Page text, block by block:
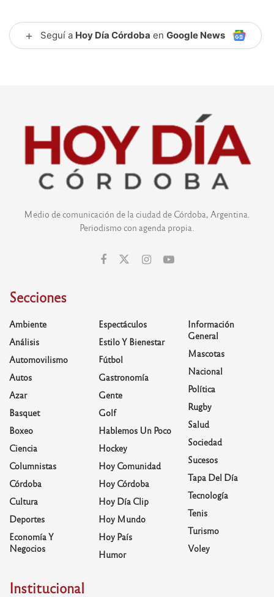
+ Seguí a Hoy Día Córdoba en Google News
Medio de comunicación de la ciudad de Córdoba, Argentina.
Periodismo con agenda propia.
Secciones
Ambiente
Análisis
Automovilismo
Autos
Azar
Basquet
Boxeo
Ciencia
Columnistas
Córdoba
Cultura
Deportes
Economía Y
Negocios
Espectáculos
Estilo Y Bienestar
Fútbol
Gastronomía
Gente
Golf
Hablemos Un Poco
Hockey
Hoy Comunidad
Hoy Córdoba
Hoy Día Clip
Hoy Mundo
Hoy País
Humor
Información
General
Mascotas
Nacional
Política
Rugby
Salud
Sociedad
Sucesos
Tapa Del Día
Tecnología
Tenis
Turismo
Voley
Institucional